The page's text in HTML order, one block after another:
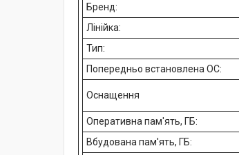
Бренд:
Лінійка:
Тип:
Попередньо встановлена ОС:
Оснащення
Оперативна пам'ять, ГБ:
Вбудована пам'ять, ГБ: